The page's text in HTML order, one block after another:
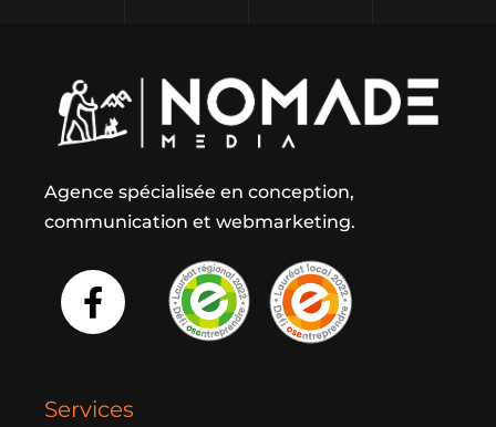
Agence spécialisée en conception,
communication et webmarketing.
Services